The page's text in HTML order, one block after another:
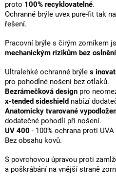
proto 100% recyklovatelné.
Ochranné brýle uvex pure-fit tak
řešení.
Pracovní brýle s čirým zorníkem
mechanickým rizikům bez oslnění
Ultralehké ochranné brýle s
pro pohodlné nošení bez otlaků.
Bezrámečková design pro
x-tended sideshield nabízí
Anatomicky tvarované
dodatečné pohodlí při nošení.
UV 400 - 100% ochrana proti
Bez obsahu kovů.
S povrchovou úpravou proti
a poškrábání na vnější straně